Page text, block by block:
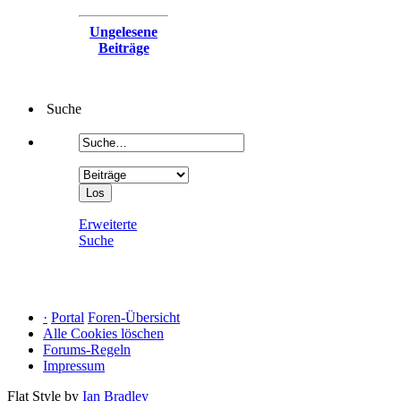
Ungelesene
Beiträge
Suche
Erweiterte
Suche
· Portal Foren-Übersicht
Alle Cookies löschen
Forums-Regeln
Impressum
Flat Style by Ian Bradley